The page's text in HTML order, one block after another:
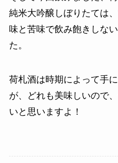
純米大吟醸しぼりたては
味と苦味で飲み飽きしな
た。
荷札酒は時期によって手
が、どれも美味しいので
いと思いますよ！